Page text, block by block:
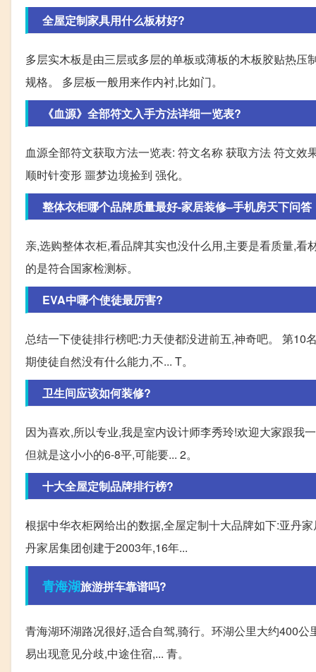
全屋定制家具用什么板材好?
多层实木板是由三层或多层的单板或薄板的木板胶贴热
规格。 多层板一般用来作内衬,比如门。
《血源》全部符文入手方法详细一览表?
血源全部符文获取方法一览表: 符文名称 获取方法 符文
顺时针变形 噩梦边境捡到 强化。
整体衣柜哪个品牌质量最好-家居装修–手机房天下问答
亲,选购整体衣柜,看品牌其实也没什么用,主要是看质量,
的是符合国家检测标。
EVA中哪个使徒最厉害?
总结一下使徒排行榜吧:力天使都没进前五,神奇吧。 第10
期使徒自然没有什么能力,不... T。
卫生间应该如何装修?
因为喜欢,所以专业,我是室内设计师李秀玲!欢迎大家跟我
但就是这小小的6-8平,可能要... 2。
十大全屋定制品牌排行榜?
根据中华衣柜网给出的数据,全屋定制十大品牌如下:亚丹
丹家居集团创建于2003年,16年...
青海湖旅游拼车靠谱吗?
青海湖环湖路况很好,适合自驾,骑行。环湖公里大约400
易出现意见分歧,中途住宿,... 青。